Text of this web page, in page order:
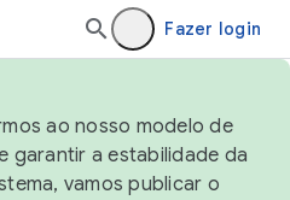
Fazer login
ao nosso modelo de
garantir a estabilidade da
vamos publicar o